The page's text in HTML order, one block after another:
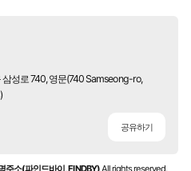
성로 740, 영문(740 Samseong-ro,
공유하기
주소(파인드바이, FINDBY)All rights reserved.